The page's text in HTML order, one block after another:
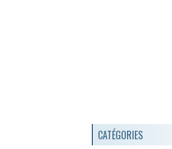
CATÉGORIES